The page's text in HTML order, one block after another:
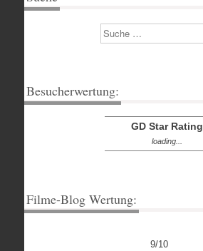
Suchen
Besucherwertung:
GD Star Rating
loading...
Filme-Blog Wertung:
9/10